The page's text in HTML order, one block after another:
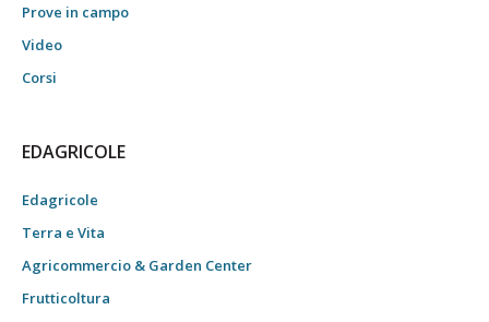
Prove in campo
Video
Corsi
EDAGRICOLE
Edagricole
Terra e Vita
Agricommercio & Garden Center
Frutticoltura